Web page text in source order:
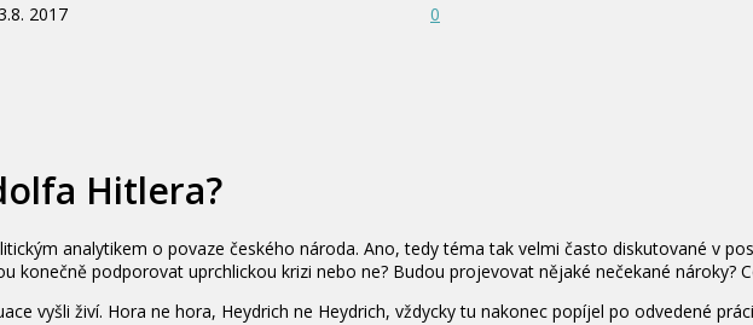
2017 0
Hitlera?
analytikem o povaze českého národa. Ano, tedy téma tak velmi často diskutované v
konečně podporovat uprchlickou krizi nebo ne? Budou projevovat nějaké nečekané nároky?
vyšli živí. Hora ne hora, Heydrich ne Heydrich, vždycky tu nakonec popíjel po odvedené